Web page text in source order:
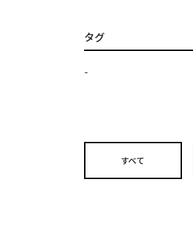
タグ
-
すべて